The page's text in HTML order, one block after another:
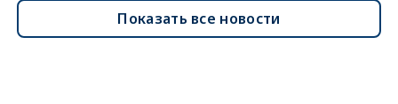
Показать все новости